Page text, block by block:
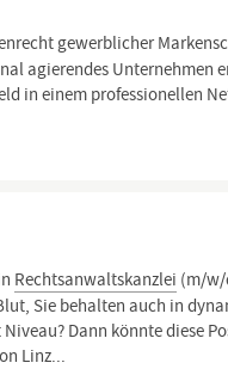
gewerblicher
agierendes Unternehmen
in einem professionellen
Rechtsanwaltskanzlei (m/w/
Sie behalten auch in
Dann könnte diese
Linz...